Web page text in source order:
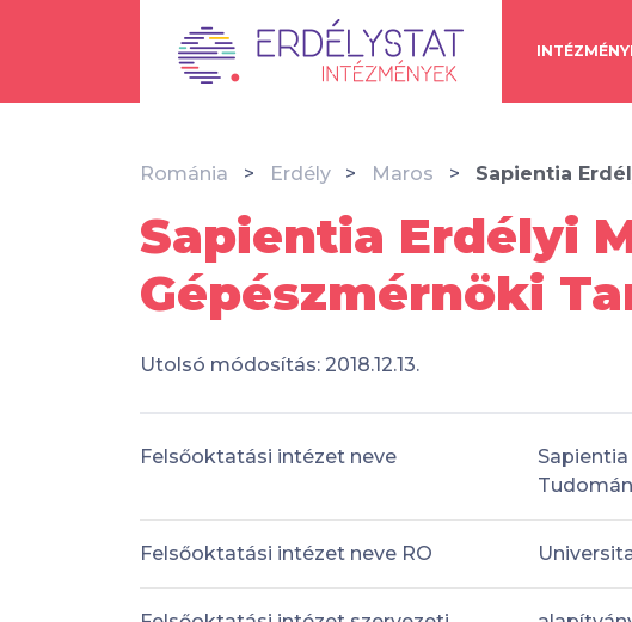
Románia Erdély Maros Sapientia
Sapientia Erdélyi
Gépészmérnöki
Utolsó módosítás: 2018.12.13.
Felsőoktatási intézet neve
Felsőoktatási intézet neve RO